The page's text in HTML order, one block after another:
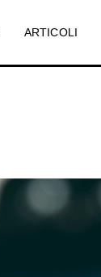
ARTICOLI